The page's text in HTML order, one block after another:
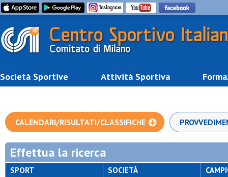
Società Sportive Attività Sportiva
CALENDARI/RISULTATI/CLASSIFICHE
Effettua la ricerca
SPORT SOCIETÀ